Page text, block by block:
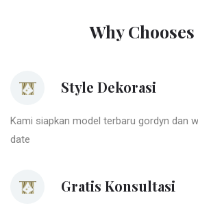
Why Chooses
Style Dekorasi
Kami siapkan model terbaru gordyn dan
date
Gratis Konsultasi